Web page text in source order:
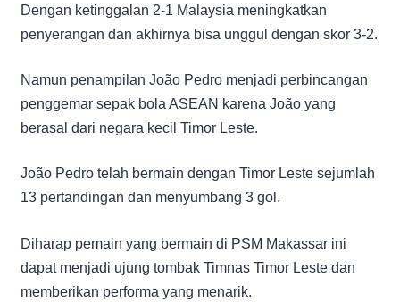
Dengan ketinggalan 2-1 Malaysia meningkatkan
penyerangan dan akhirnya bisa unggul dengan skor 3-2.
Namun penampilan João Pedro menjadi perbincangan
penggemar sepak bola ASEAN karena João yang
berasal dari negara kecil Timor Leste.
João Pedro telah bermain dengan Timor Leste sejumlah
13 pertandingan dan menyumbang 3 gol.
Diharap pemain yang bermain di PSM Makassar ini
dapat menjadi ujung tombak Timnas Timor Leste dan
memberikan performa yang menarik.